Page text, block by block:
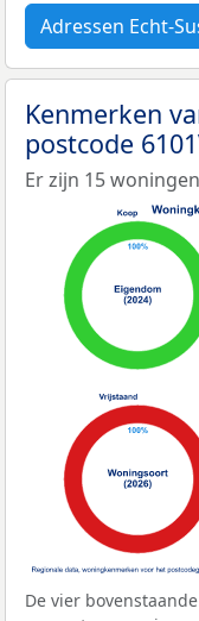
Adressen Echt-
Kenmerken
postcode
Er zijn 15
De vier